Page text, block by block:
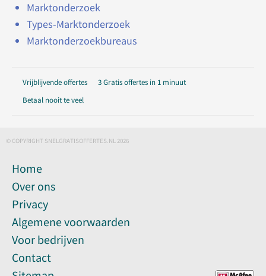
Marktonderzoek
Types-Marktonderzoek
Marktonderzoekbureaus
Vrijblijvende offertes
3 Gratis offertes in 1 minuut
Betaal nooit te veel
© COPYRIGHT SNELGRATISOFFERTES.NL 2026
Home
Over ons
Privacy
Algemene voorwaarden
Voor bedrijven
Contact